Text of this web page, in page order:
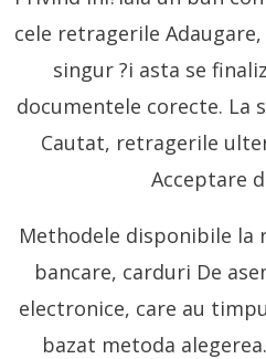
cele retragerile
singur ?i asta se
documentele corecte.
Cautat, retragerile
Acceptare
Methodele disponibile
bancare, carduri De
electronice, care au
bazat metoda